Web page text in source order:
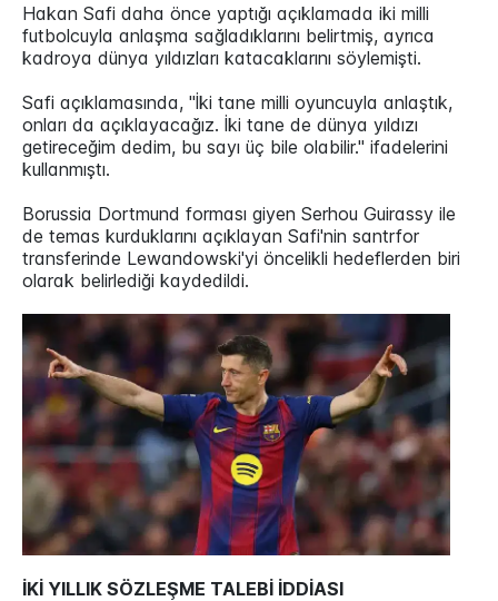
Hakan Safi daha önce yaptığı açıklamada iki milli
futbolcuyla anlaşma sağladıklarını belirtmiş, ayrıca
kadroya dünya yıldızları katacaklarını söylemişti.
Safi açıklamasında, "İki tane milli oyuncuyla anlaştık,
onları da açıklayacağız. İki tane de dünya yıldızı
getireceğim dedim, bu sayı üç bile olabilir." ifadelerini
kullanmıştı.
Borussia Dortmund forması giyen Serhou Guirassy ile
de temas kurduklarını açıklayan Safi'nin santrfor
transferinde Lewandowski'yi öncelikli hedeflerden biri
olarak belirlediği kaydedildi.
İKİ YILLIK SÖZLEŞME TALEBİ İDDİASI